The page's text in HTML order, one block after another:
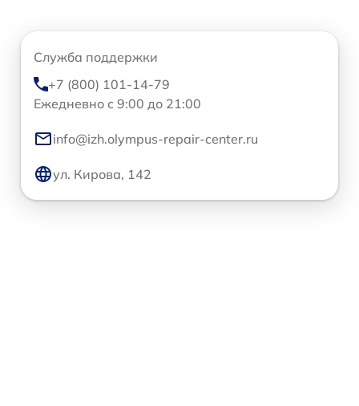
Служба поддержки
+7 (800) 101-14-79
Ежедневно с 9:00 до 21:00
info@izh.olympus-repair-center.ru
ул. Кирова, 142